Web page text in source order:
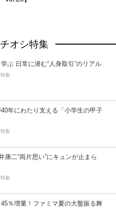
オシ特集
ぶ 日常に潜む“人身取引”のリアル
集
年にわたり支える「小学生の甲子
集
康二“両片思い”にキュンが止まら
集
％増量！ファミマ夏の大盤振る舞